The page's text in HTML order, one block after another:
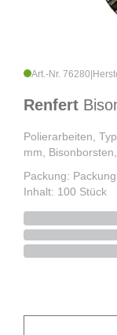
Art.-Nr. 76280
Renfert
Polierarbeiten,
mm,
Packung: Packung
Inhalt: 100 Stück